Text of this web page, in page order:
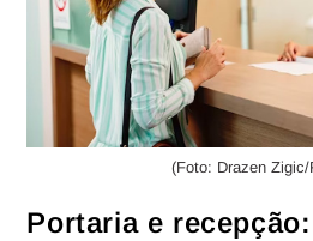
(Foto: Drazen Zigic/
Portaria e